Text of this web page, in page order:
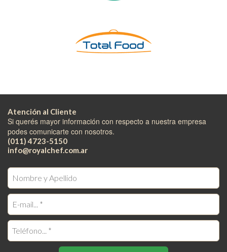
Atención al Cliente
Si querés mayor información con respecto a nuestra empresa
podes comunicarte con nosotros.
(011) 4723-5150
info@royalchef.com.ar